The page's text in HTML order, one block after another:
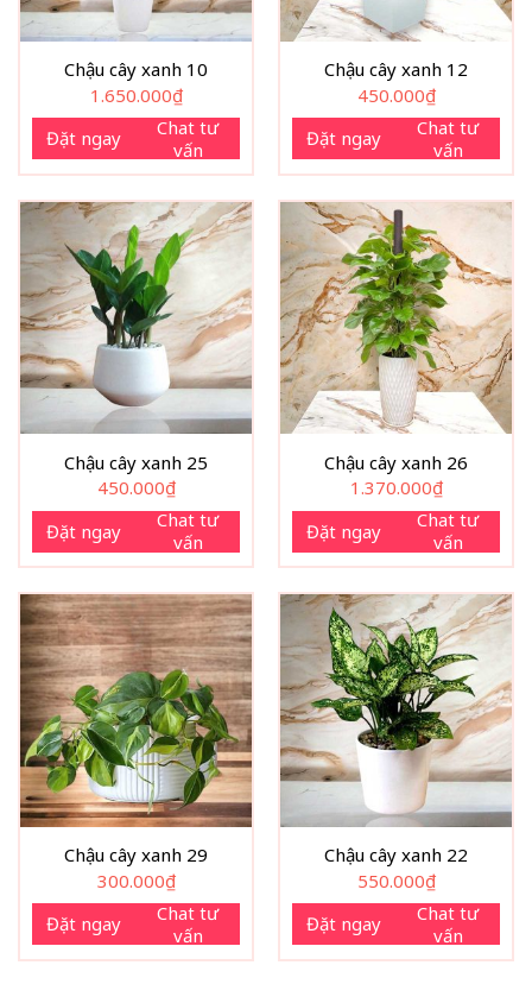
Chậu cây xanh 10
1.650.000₫
Đặt ngay
Chat tư
vấn
Chậu cây xanh 12
450.000₫
Đặt ngay
Chat tư
vấn
Chậu cây xanh 25
450.000₫
Đặt ngay
Chat tư
vấn
Chậu cây xanh 26
1.370.000₫
Đặt ngay
Chat tư
vấn
Chậu cây xanh 29
300.000₫
Đặt ngay
Chat tư
vấn
Chậu cây xanh 22
550.000₫
Đặt ngay
Chat tư
vấn